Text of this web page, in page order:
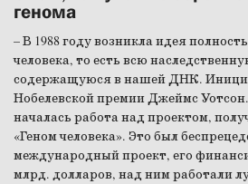
генома
– В 1988 году возникла идея
человека, то есть всю
содержащуюся в нашей ДНК.
Нобелевской премии Джеймс
началась работа над проектом,
«Геном человека». Это был
международный проект, его
млрд. долларов, над ним работали